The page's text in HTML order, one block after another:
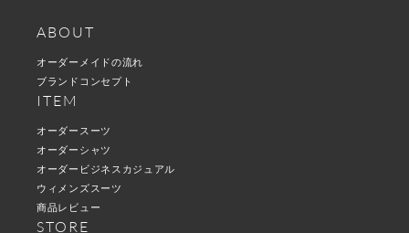
ABOUT
オーダーメイドの流れ
ブランドコンセプト
ITEM
オーダースーツ
オーダーシャツ
オーダービジネスカジュアル
ウィメンズスーツ
商品レビュー
STORE